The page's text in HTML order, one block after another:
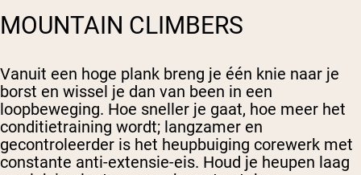
MOUNTAIN CLIMBERS
Vanuit een hoge plank breng je één knie naar je
borst en wissel je dan van been in een
loopbeweging. Hoe sneller je gaat, hoe meer het
conditietraining wordt; langzamer en
gecontroleerder is het heupbuiging corewerk met
constante anti-extensie-eis. Houd je heupen laag